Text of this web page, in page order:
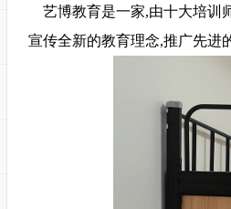
艺博教育是一家,由十大培训
宣传全新的教育理念,推广先进